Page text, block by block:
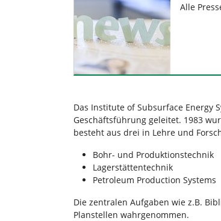
Alle
Das Institute of Subsurface
Geschäftsführung geleitet. 1983
besteht aus drei in Lehre und
Bohr- und Produktionstechnik
Lagerstättentechnik
Petroleum Production Systems
Die zentralen Aufgaben wie z.B.
Planstellen wahrgenommen.